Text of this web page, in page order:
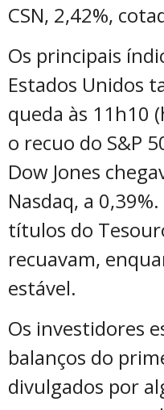
CSN, 2,42%,
Os principais
Estados Unidos
queda às 11h10
o recuo do S&P
Dow Jones
Nasdaq, a
títulos do
recuavam,
estável.
Os investidores
balanços do
divulgados por